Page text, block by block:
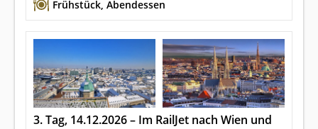
Frühstück, Abendessen
3. Tag, 14.12.2026 – Im RailJet nach Wien und